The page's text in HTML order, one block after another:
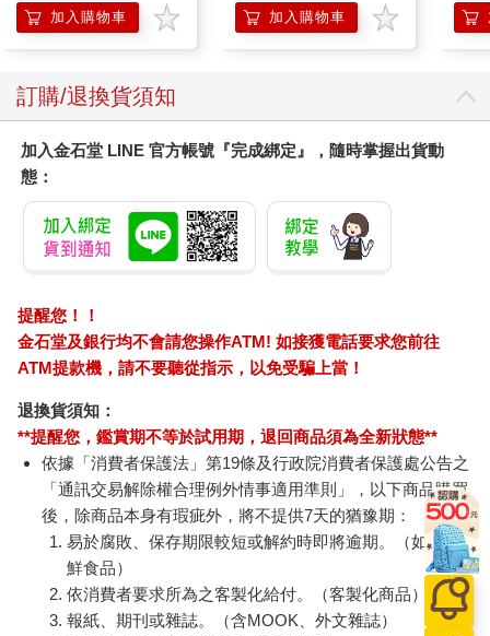
加入購物車
企鵝 加入購物車
訂購/退換貨須知
加入金石堂 LINE 官方帳號『完成綁定』，隨時掌握出貨動
態：
提醒您！！
金石堂及銀行均不會請您操作ATM! 如接獲電話要求您前往
ATM提款機，請不要聽從指示，以免受騙上當！
退換貨須知：
**提醒您，鑑賞期不等於試用期，退回商品須為全新狀態**
依據「消費者保護法」第19條及行政院消費者保護處公告之
「通訊交易解除權合理例外情事適用準則」，以下商品購買
後，除商品本身有瑕疵外，將不提供7天的猶豫期：
易於腐敗、保存期限較短或解約時即將逾期。（如：生
鮮食品）
依消費者要求所為之客製化給付。（客製化商品）
報紙、期刊或雜誌。（含MOOK、外文雜誌）